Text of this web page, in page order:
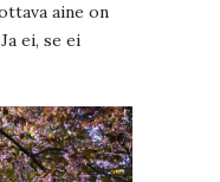
aine on
ei, se ei